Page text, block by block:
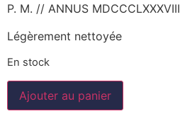
P. M. // ANNUS MDCCCLXXXVIII
Légèrement nettoyée
En stock
Ajouter au panier